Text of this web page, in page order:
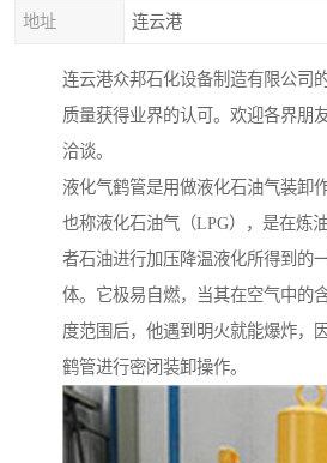
地址 连云港
连云港众邦石化设备制造有限公司
质量获得业界的认可。欢迎各界朋
洽谈。
液化气鹤管是用做液化石油气装卸
也称液化石油气（LPG），是在炼
者石油进行加压降温液化所得到的
体。它极易自燃，当其在空气中的
度范围后，他遇到明火就能爆炸，
鹤管进行密闭装卸操作。